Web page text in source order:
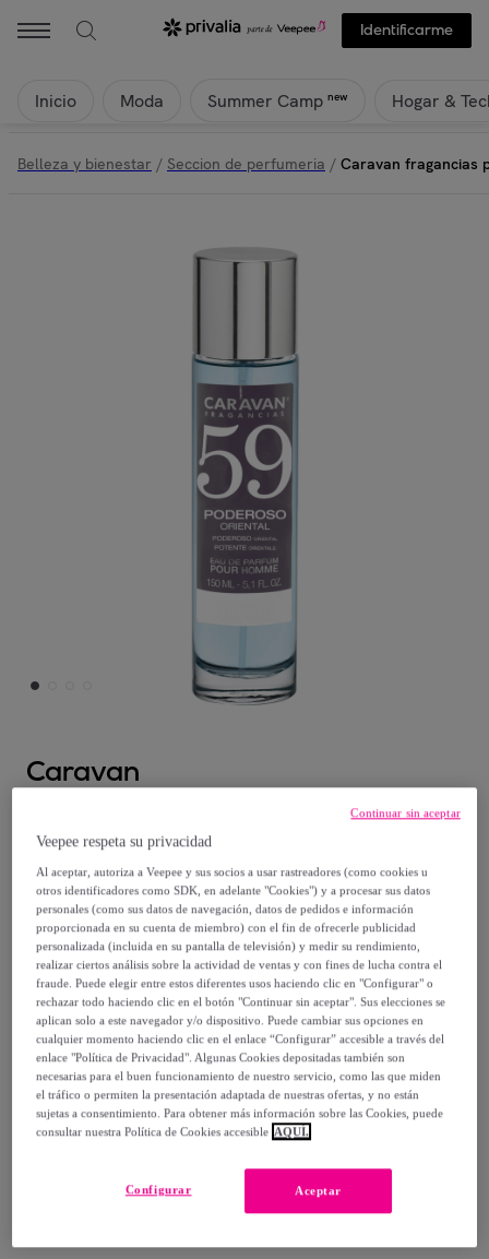
Identificarme
Inicio Moda Summer Camp new Hogar &
Belleza y bienestar / Seccion de perfumeria / Caravan fragancias
Caravan
Caravan fragancias perfume de hombre
nº59, de150 ml.
Modelo: Caravan fragancias perfume de
hombre nº59, de150 ml.
10,95 €
44, €
-75%
Posible recogida de tu antiguo producto,ver condiciones
Veepee respeta su privacidad
Al aceptar, autoriza a Veepee y sus socios a usar rastreadores (como cookies u
otros identificadores como SDK, en adelante "Cookies") y a procesar sus datos
personales (como sus datos de navegación, datos de pedidos e información
proporcionada en su cuenta de miembro) con el fin de ofrecerle publicidad
personalizada (incluida en su pantalla de televisión) y medir su rendimiento,
realizar ciertos análisis sobre la actividad de ventas y con fines de lucha contra el
fraude. Puede elegir entre estos diferentes usos haciendo clic en "Configurar" o
rechazar todo haciendo clic en el botón "Continuar sin aceptar". Sus elecciones se
aplican solo a este navegador y/o dispositivo. Puede cambiar sus opciones en
cualquier momento haciendo clic en el enlace “Configurar” accesible a través del
enlace "Política de Privacidad". Algunas Cookies depositadas también son
necesarias para el buen funcionamiento de nuestro servicio, como las que miden
el tráfico o permiten la presentación adaptada de nuestras ofertas, y no están
sujetas a consentimiento. Para obtener más información sobre las Cookies, puede
consultar nuestra Política de Cookies accesible AQUÍ.
Aceptar
Configurar
Continuar sin aceptar